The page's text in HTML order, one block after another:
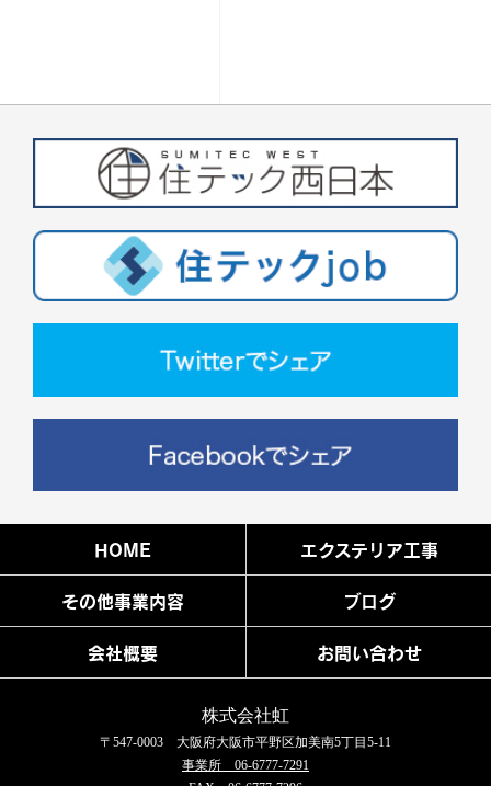
HOME エクステリア工事
その他事業内容 ブログ
会社概要 お問い合わせ
株式会社虹
〒547-0003 大阪府大阪市平野区加美南5丁目5-11
事業所 06-6777-7291